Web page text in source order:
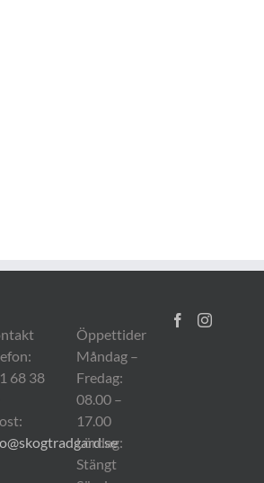
68 38
Öppettider
Måndag –
Fredag:
08.00 –
17.00
Lördag:
Stängt